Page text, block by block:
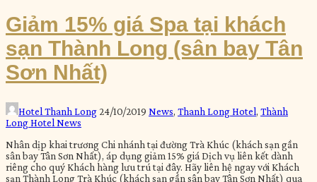
Giảm 15% giá Spa tại khách
sạn Thành Long (sân bay Tân
Sơn Nhất)
Hotel Thanh Long 24/10/2019 News, Thanh Long Hotel, Thành
Long Hotel News
Nhân dịp khai trương Chi nhánh tại đường Trà Khúc (khách sạn gần
sân bay Tân Sơn Nhất), áp dụng giảm 15% giá Dịch vụ liên kết dành
riêng cho quý Khách hàng lưu trú tại đây. Hãy liên hệ ngay với Khách
sạn Thành Long Trà Khúc (khách sạn gần sân bay Tân Sơn Nhất) qua